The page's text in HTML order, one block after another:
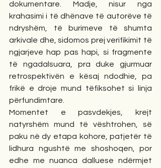
dokumentare. Madje, nisur nga
krahasimi i të dhënave të autorëve të
ndryshëm, të burimeve të shumta
arkivale dhe, sidomos prej verifikimit të
ngjarjeve hap pas hapi, si fragmente
të ngadalsuara, pra duke gjurmuar
retrospektivën e kësaj ndodhie, pa
frikë e droje mund tëfiksohet si linja
përfundimtare.
Momentet e pasvdekjes, krejt
natyrshëm mund të vështrohen, së
paku në dy etapa kohore, patjetër të
lidhura ngushtë me shoshoqen, por
edhe me nuanca dalluese ndërmjet